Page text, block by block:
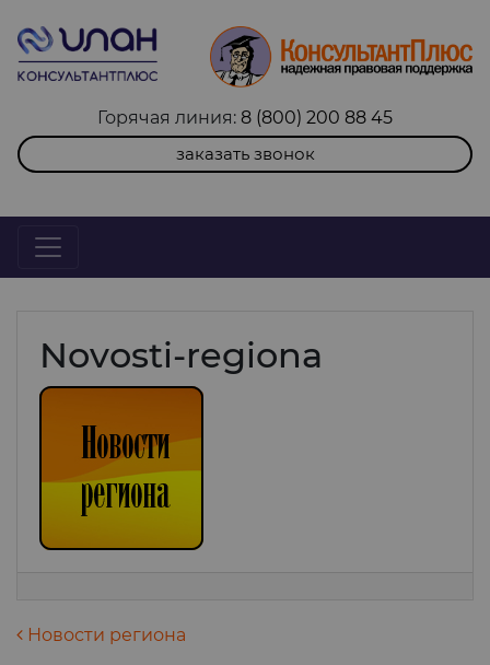
Горячая линия: 8 (800) 200 88 45
заказать звонок
Novosti-regiona
Навигация по записям
Новости региона